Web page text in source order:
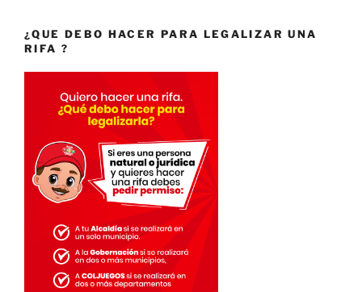
¿QUE DEBO HACER PARA LEGALIZAR UNA
RIFA ?